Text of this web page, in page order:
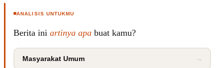
K
N
T
P
E
S
ANALISIS UNTUKMU
Berita ini artinya apa buat kamu?
Masyarakat Umum →